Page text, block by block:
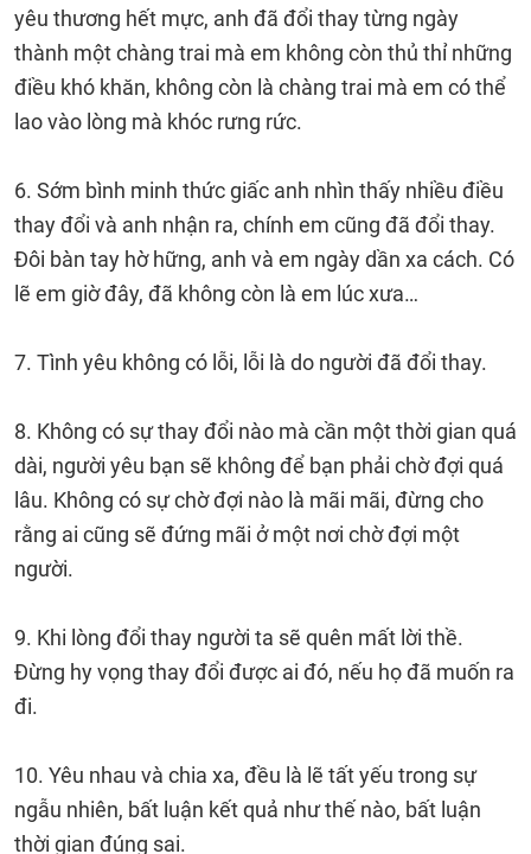
yêu thương hết mực, anh đã đổi thay từng ngày
thành một chàng trai mà em không còn thủ thỉ những
điều khó khăn, không còn là chàng trai mà em có thể
lao vào lòng mà khóc rưng rức.
6. Sớm bình minh thức giấc anh nhìn thấy nhiều điều
thay đổi và anh nhận ra, chính em cũng đã đổi thay.
Đôi bàn tay hờ hững, anh và em ngày dần xa cách. Có
lẽ em giờ đây, đã không còn là em lúc xưa…
7. Tình yêu không có lỗi, lỗi là do người đã đổi thay.
8. Không có sự thay đổi nào mà cần một thời gian quá
dài, người yêu bạn sẽ không để bạn phải chờ đợi quá
lâu. Không có sự chờ đợi nào là mãi mãi, đừng cho
rằng ai cũng sẽ đứng mãi ở một nơi chờ đợi một
người.
9. Khi lòng đổi thay người ta sẽ quên mất lời thề.
Đừng hy vọng thay đổi được ai đó, nếu họ đã muốn ra
đi.
10. Yêu nhau và chia xa, đều là lẽ tất yếu trong sự
ngẫu nhiên, bất luận kết quả như thế nào, bất luận
thời gian đúng sai.